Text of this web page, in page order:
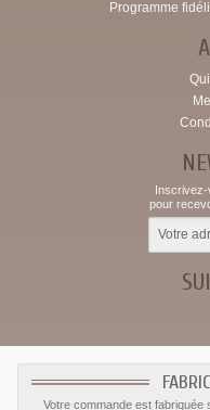
Programme
Inscrivez-
pour
Votre commande est